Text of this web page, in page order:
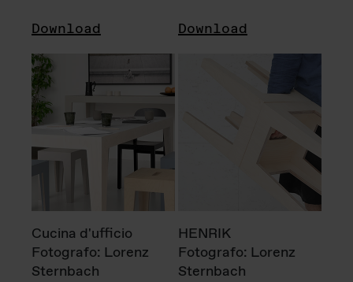
Download Download
Cucina d'ufficio
Fotografo: Lorenz
Sternbach
HENRIK
Fotografo: Lorenz
Sternbach